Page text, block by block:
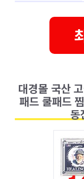
대경몰 국산
패드 쿨패드
동